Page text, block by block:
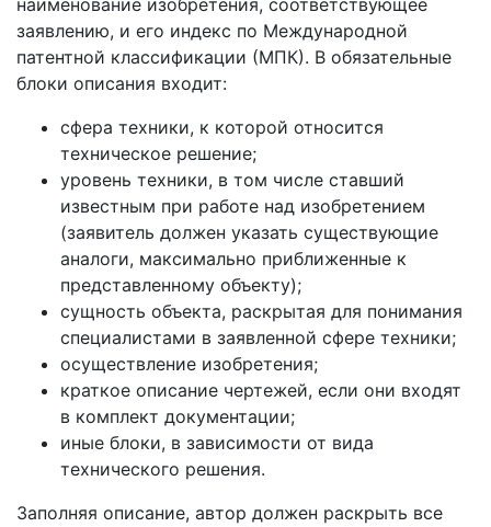
наименование изобретения, соответствующее
заявлению, и его индекс по Международной
патентной классификации (МПК). В обязательные
блоки описания входит:
сфера техники, к которой относится
техническое решение;
уровень техники, в том числе ставший
известным при работе над изобретением
(заявитель должен указать существующие
аналоги, максимально приближенные к
представленному объекту);
сущность объекта, раскрытая для понимания
специалистами в заявленной сфере техники;
осуществление изобретения;
краткое описание чертежей, если они входят
в комплект документации;
иные блоки, в зависимости от вида
технического решения.
Заполняя описание, автор должен раскрыть все